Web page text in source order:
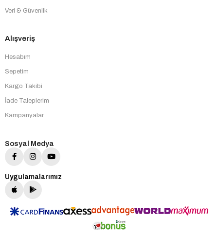
Veri & Güvenlik
Alışveriş
Hesabım
Sepetim
Kargo Takibi
İade Taleplerim
Kampanyalar
Sosyal Medya
Uygulamalarımız